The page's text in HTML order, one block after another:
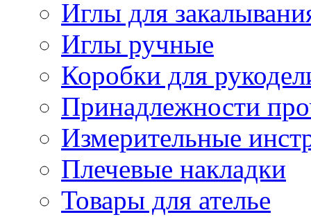
Иглы для
Иглы ручные
Коробки для
Принадлежности
Измерительные
Плечевые накладки
Товары для ателье